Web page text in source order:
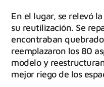
En el lugar, se relevó
su reutilización. Se
encontraban
reemplazaron los 80
modelo y
mejor riego de los